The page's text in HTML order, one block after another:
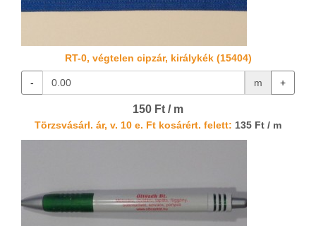
RT-0, végtelen cipzár, királykék (15404)
- m +
150 Ft / m
Törzsvásárl. ár, v. 10 e. Ft kosárért. felett: 135 Ft / m